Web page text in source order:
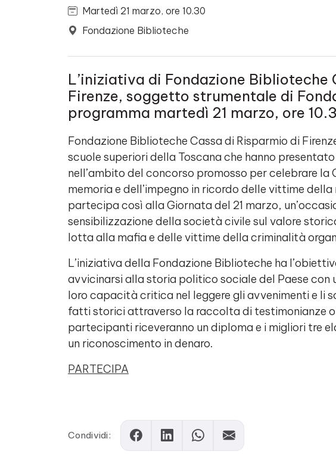
Martedì 21 marzo, ore 10.30
Fondazione Biblioteche
L’iniziativa di Fondazione Biblioteche
Firenze, soggetto strumentale di
programma martedì 21 marzo, ore
Fondazione Biblioteche Cassa di Risparmio di
scuole superiori della Toscana che hanno
nell’ambito del concorso promosso per celebrare la
memoria e dell’impegno in ricordo delle vittime
partecipa così alla Giornata del 21 marzo,
sensibilizzazione della società civile sul valore
lotta alla mafia e delle vittime della criminalità
L’iniziativa della Fondazione Biblioteche ha
avvicinarsi alla storia politico sociale del Paese con
loro capacità critica nel leggere gli avvenimenti e li
fatti storici attraverso la raccolta di testimonianze
partecipanti riceveranno un diploma e i migliori tre
un riconoscimento in denaro.
PARTECIPA
Comments
Condividi: